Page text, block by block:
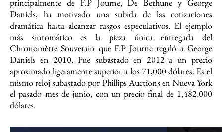
principalmente de F.P Journe, De Bethune y George
Daniels, ha motivado una subida de las cotizaciones
dramática hasta alcanzar rasgos especulativos. El ejemplo
más sintomático es la pieza única entregada del
Chronomètre Souverain que F.P Journe regaló a George
Daniels en 2010. Fue subastado en 2012 a un precio
aproximado ligeramente superior a los 71,000 dólares. Es el
mismo reloj subastado por Phillips Auctions en Nueva York
el pasado mes de junio, con un precio final de 1,482,000
dólares.